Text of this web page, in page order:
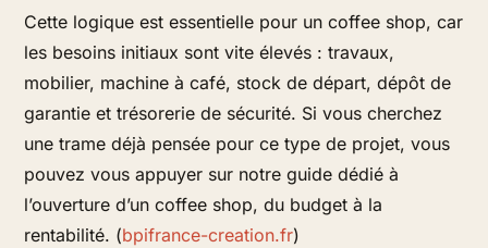
Cette logique est essentielle pour un coffee shop, car
les besoins initiaux sont vite élevés : travaux,
mobilier, machine à café, stock de départ, dépôt de
garantie et trésorerie de sécurité. Si vous cherchez
une trame déjà pensée pour ce type de projet, vous
pouvez vous appuyer sur notre guide dédié à
l’ouverture d’un coffee shop, du budget à la
rentabilité. (bpifrance-creation.fr)